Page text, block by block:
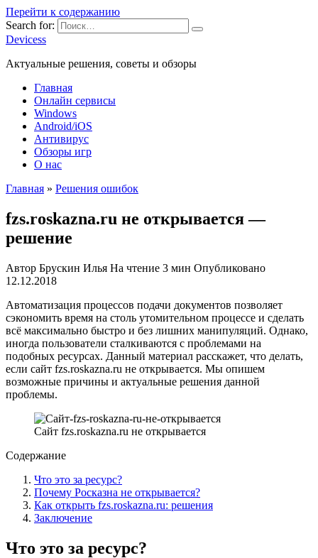
Перейти к содержанию
Search for:
Devicess
Актуальные решения, советы и обзоры
Главная
Онлайн сервисы
Windows
Android/iOS
Антивирус
Обзоры игр
О нас
Главная » Решения ошибок
fzs.roskazna.ru не открывается —
решение
Автор Брускин Илья На чтение 3 мин Опубликовано
12.12.2018
Автоматизация процессов подачи документов позволяет
сэкономить время на столь утомительном процессе и сделать
всё максимально быстро и без лишних манипуляций. Однако,
иногда пользователи сталкиваются с проблемами на
подобных ресурсах. Данный материал расскажет, что делать,
если сайт fzs.roskazna.ru не открывается. Мы опишем
возможные причины и актуальные решения данной
проблемы.
Сайт fzs.roskazna.ru не открывается
Содержание
Что это за ресурс?
Почему Росказна не открывается?
Как открыть fzs.roskazna.ru: решения
Заключение
Что это за ресурс?